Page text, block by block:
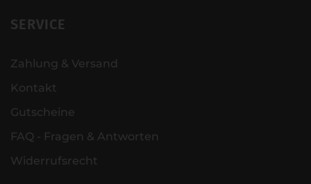
SERVICE
Zahlung & Versand
Kontakt
Gutscheine
FAQ - Fragen & Antworten
Widerrufsrecht